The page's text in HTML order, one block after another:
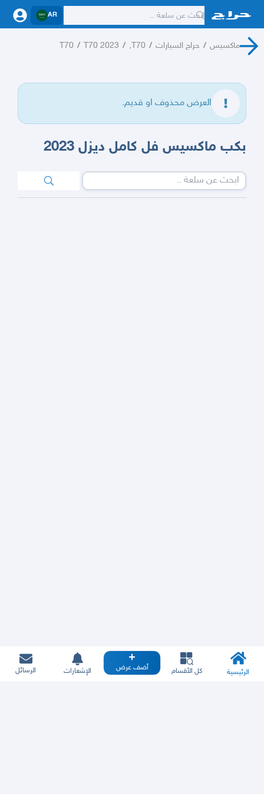
AR
ماكسيس / حراج السيارات /
T70,
/
T70 2023
/
T70
العرض محذوف او قديم.
بكب ماكسيس فل كامل ديزل 2023
الرئيسية كل الأقسام أضف عرض الإشعارات الرسائل